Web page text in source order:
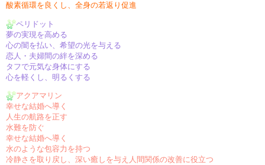
酸素循環を良くし、全身の若返り促進
ペリドット
夢の実現を高める
心の闇を払い、希望の光を与える
恋人・夫婦間の絆を深める
タフで元気な身体にする
心を軽くし、明るくする
アクアマリン
幸せな結婚へ導く
人生の航路を正す
水難を防ぐ
幸せな結婚へ導く
水のような包容力を持つ
冷静さを取り戻し、深い癒しを与え人間関係の改善に役立つ